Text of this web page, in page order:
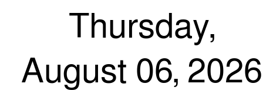
Skip
to
Thursday,
August 06, 2026